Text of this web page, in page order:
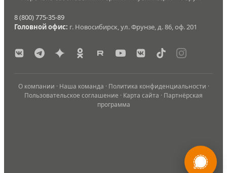
8 (800) 775-35-89
Головной офис: г. Новосибирск, ул. Фрунзе, д. 86, оф. 201
О компании · Наша команда · Политика конфиденциальности ·
Пользовательское соглашение · Карта сайта · Партнёрская
программа